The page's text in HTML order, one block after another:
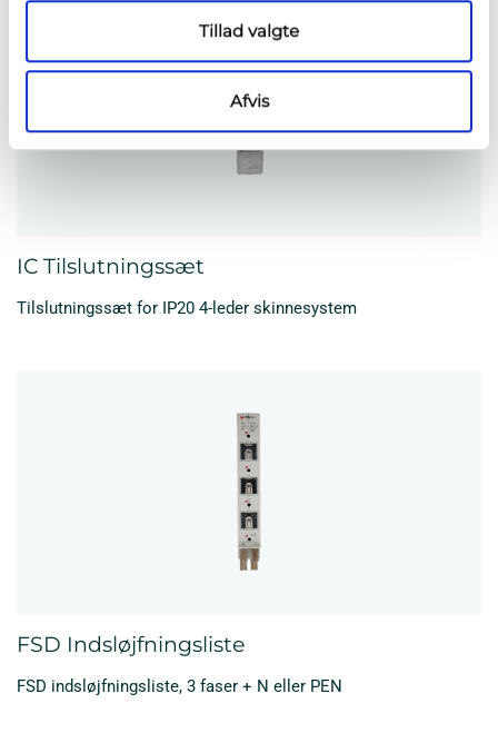
Tillad valgte
Afvis
IC Tilslutningssæt
Tilslutningssæt for IP20 4-leder skinnesystem
FSD Indsløjfningsliste
FSD indsløjfningsliste, 3 faser + N eller PEN